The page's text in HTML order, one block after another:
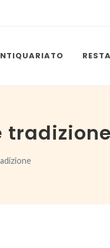
tradizione